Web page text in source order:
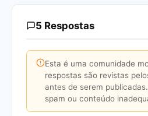
5 Respostas
Esta é uma comunidade
respostas são revistas
antes de serem
spam ou conteúdo